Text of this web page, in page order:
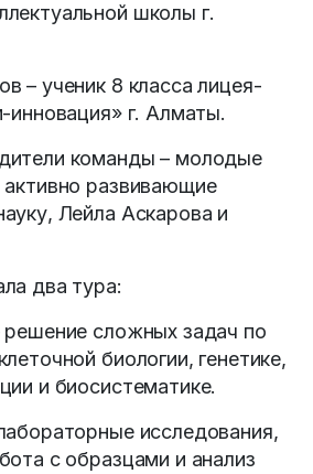
школы г.
– ученик 8 класса лицея-
инновация» г. Алматы.
команды – молодые
развивающие
Лейла Аскарова и
два тура:
решение сложных задач по
биологии, генетике,
и биосистематике.
исследования,
с образцами и анализ